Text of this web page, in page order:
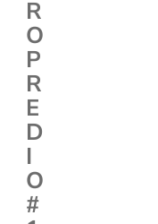
R
O
P
R
E
D
I
O
#